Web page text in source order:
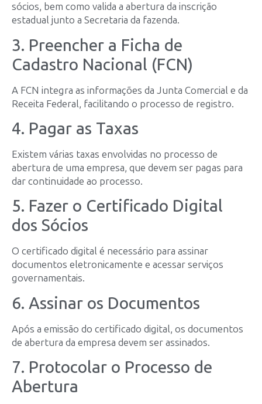
sócios, bem como valida a abertura da inscrição
estadual junto a Secretaria da fazenda.
3. Preencher a Ficha de
Cadastro Nacional (FCN)
A FCN integra as informações da Junta Comercial e da
Receita Federal, facilitando o processo de registro.
4. Pagar as Taxas
Existem várias taxas envolvidas no processo de
abertura de uma empresa, que devem ser pagas para
dar continuidade ao processo.
5. Fazer o Certificado Digital
dos Sócios
O certificado digital é necessário para assinar
documentos eletronicamente e acessar serviços
governamentais.
6. Assinar os Documentos
Após a emissão do certificado digital, os documentos
de abertura da empresa devem ser assinados.
7. Protocolar o Processo de
Abertura